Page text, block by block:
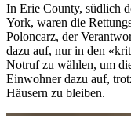
In Erie County, südlich
York, waren die
Poloncarz, der
dazu auf, nur in den
Notruf zu wählen, um
Einwohner dazu auf,
Häusern zu bleiben.